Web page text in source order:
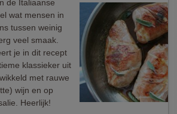
de Italiaanse
wat mensen in
tussen weinig
veel smaak.
je in dit recept
klassieker uit
met rauwe
wijn en op
Heerlijk!